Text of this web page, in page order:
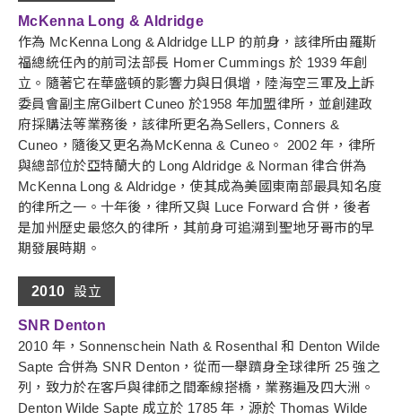
McKenna Long & Aldridge
作為 McKenna Long & Aldridge LLP 的前身，該律所由羅斯
福總統任內的前司法部長 Homer Cummings 於 1939 年創
立。隨著它在華盛頓的影響力與日俱增，陸海空三軍及上訴
委員會副主席Gilbert Cuneo 於1958 年加盟律所，並創建政
府採購法等業務後，該律所更名為Sellers, Conners &
Cuneo，隨後又更名為McKenna & Cuneo。 2002 年，律所
與總部位於亞特蘭大的 Long Aldridge & Norman 律合併為
McKenna Long & Aldridge，使其成為美國東南部最具知名度
的律所之一。十年後，律所又與 Luce Forward 合併，後者
是加州歷史最悠久的律所，其前身可追溯到聖地牙哥市的早
期發展時期。
2010 設立
SNR Denton
2010 年，Sonnenschein Nath & Rosenthal 和 Denton Wilde
Sapte 合併為 SNR Denton，從而一舉躋身全球律所 25 強之
列，致力於在客戶與律師之間牽線搭橋，業務遍及四大洲。
Denton Wilde Sapte 成立於 1785 年，源於 Thomas Wilde